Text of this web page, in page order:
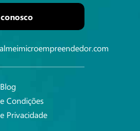
Blog
Condições
Privacidade